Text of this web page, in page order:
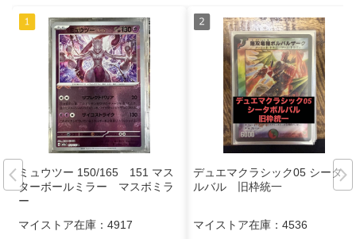
ミュウツー 150/165 151 マス
ターボールミラー マスボミラ
ー
マイストア在庫： 4917
デュエマクラシック05 シータボ
ルバル 旧枠統一
マイストア在庫： 4536